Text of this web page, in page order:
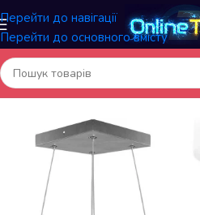
Перейти до навігації
Перейти до основного вмісту
Головна/Побутова техніка/Техніка